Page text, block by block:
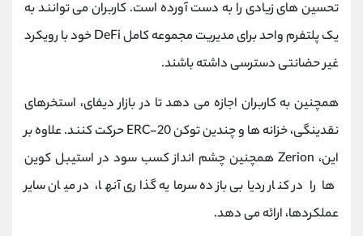
تحسین های زیادی را به دست آورده است. کاربران می توانند به
یک پلتفرم واحد برای مدیریت مجموعه کامل DeFi خود با رویکرد
غیر حضانتی دسترسی داشته باشند.
همچنین به کاربران اجازه می دهد تا در بازار دیفای، استخرهای
نقدینگی، خزانه ها و چندین توکن ERC-20 حرکت کنند. علاوه بر
این، Zerion همچنین چشم انداز کسب سود در استیبل کوین
ها را در کنار ردیابی بازده سرمایه گذاری آنها، در میان سایر
عملکردها، ارائه می دهد.